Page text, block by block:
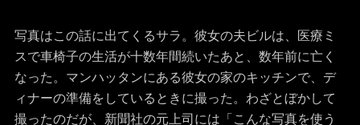
写真はこの話に出てくるサラ。彼女の夫ビルは、医療ミ
スで車椅子の生活が十数年間続いたあと、数年前に亡く
なった。マンハッタンにある彼女の家のキッチンで、デ
ィナーの準備をしているときに撮った。わざとぼかして
撮ったのだが、新聞社の元上司には「こんな写真を使う